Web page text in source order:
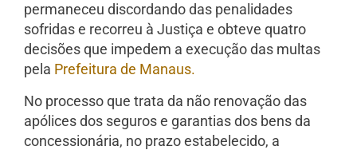
permaneceu discordando das penalidades
sofridas e recorreu à Justiça e obteve quatro
decisões que impedem a execução das multas
pela Prefeitura de Manaus.
No processo que trata da não renovação das
apólices dos seguros e garantias dos bens da
concessionária, no prazo estabelecido, a